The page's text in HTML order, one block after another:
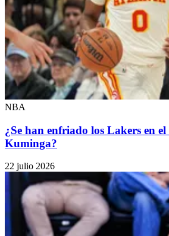
NBA
¿Se han enfriado los Lakers en
Kuminga?
22 julio 2026